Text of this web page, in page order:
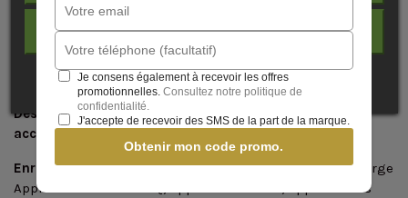
différentes, dont les LUTs Simulation de film, peuvent être
stockées directement dans la caméra, permettant de
tourner tout en prévisualisant l’esthétique finale
souhaitée.
Des Solutions de workflow : codecs variés et efficacité
accrue
Enregistrement interne: La GFX ETERNA 55 prend en charge
Apple ProRes*2 422 HQ, Apple ProRes 422, Apple ProRes
J'ACCEPTE
Je consens également à recevoir les offres
promotionnelles. Consultez notre politique de
confidentialité.
J'accepte de recevoir des SMS de la part de la marque.
Obtenir mon code promo.